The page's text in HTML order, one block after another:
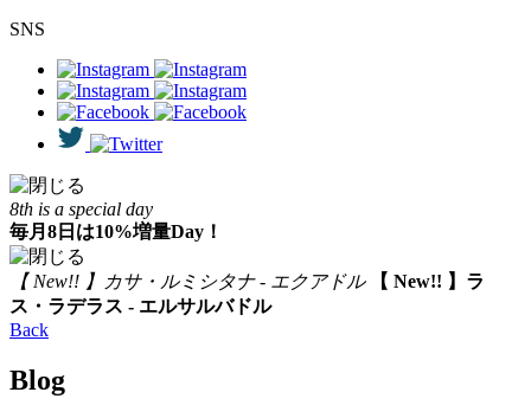
SNS
8th is a special day
毎月8日は10%増量Day！
【 New!! 】カサ・ルミシタナ - エクアドル
【 New!! 】ラ
ス・ラデラス - エルサルバドル
Back
Blog